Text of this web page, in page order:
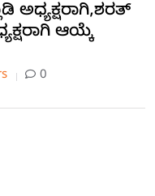
ಅಧ್ಯಕ್ಷರಾಗಿ,ಶರತ್
ಆಯ್ಕೆ
0